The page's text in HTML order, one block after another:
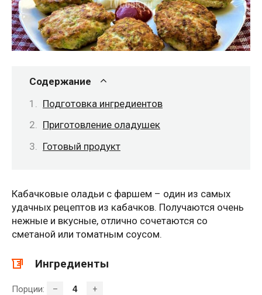
Содержание
Подготовка ингредиентов
Приготовление оладушек
Готовый продукт
Кабачковые оладьи с фаршем – один из самых
удачных рецептов из кабачков. Получаются очень
нежные и вкусные, отлично сочетаются со
сметаной или томатным соусом.
Ингредиенты
Порции: – +